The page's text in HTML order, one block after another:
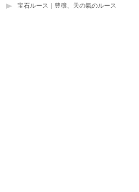
宝石ルース｜豊穣、天の氣のルース